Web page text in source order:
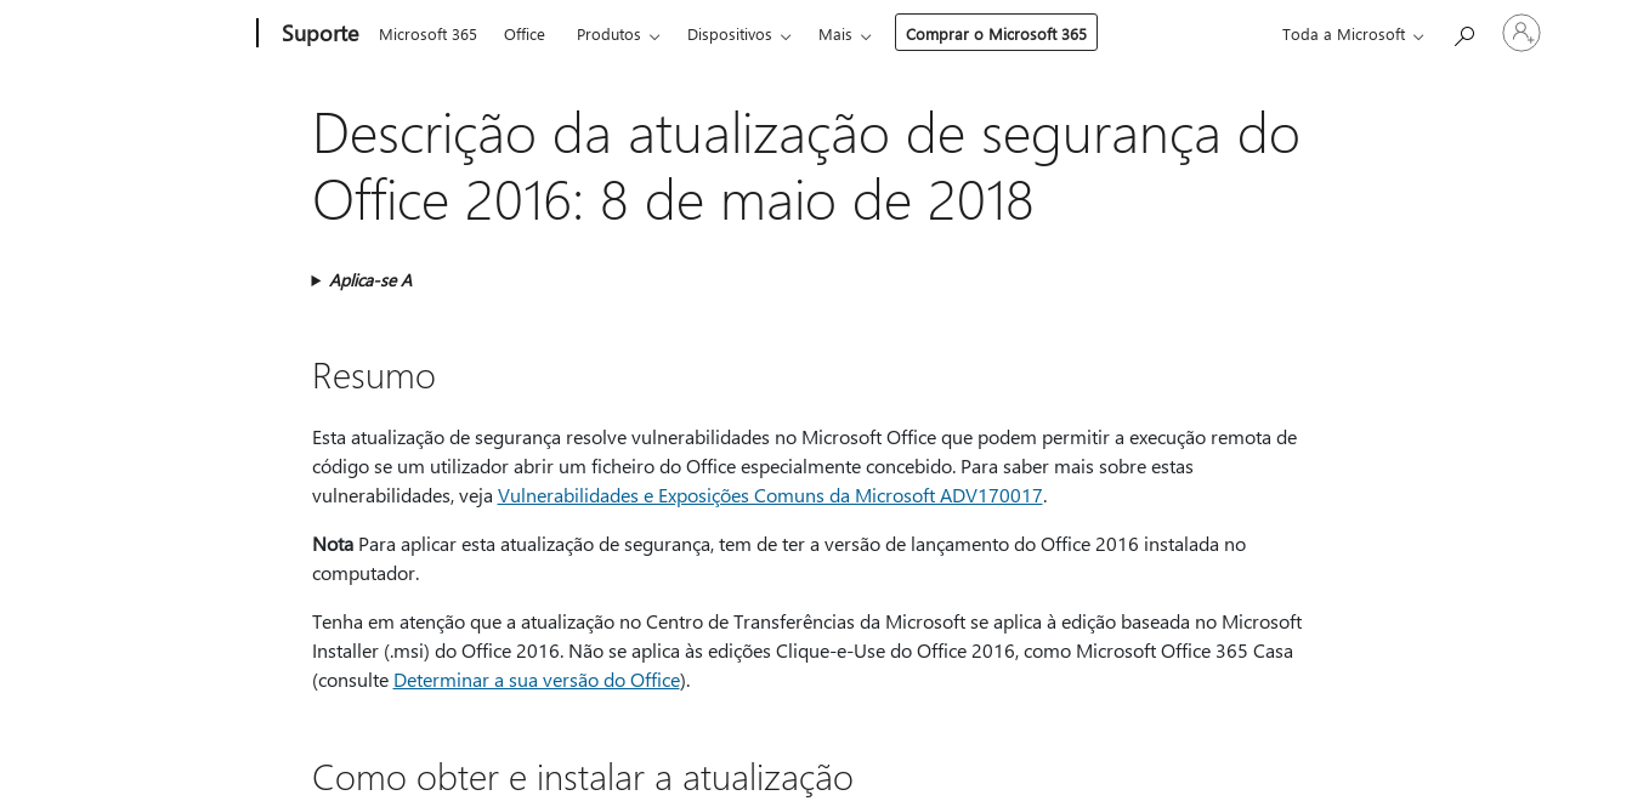
Suporte Microsoft 365 Office Produtos Dispositivos Mais Comprar o Microsoft 365 Toda a Microsoft
Iniciar
sessão
Descrição da atualização de segurança do
Office 2016: 8 de maio de 2018
Aplica-se A
Resumo
Esta atualização de segurança resolve vulnerabilidades no Microsoft Office que podem permitir a execução remota de
código se um utilizador abrir um ficheiro do Office especialmente concebido. Para saber mais sobre estas
vulnerabilidades, veja Vulnerabilidades e Exposições Comuns da Microsoft ADV170017.
NotaPara aplicar esta atualização de segurança, tem de ter a versão de lançamento do Office 2016 instalada no
computador.
Tenha em atenção que a atualização no Centro de Transferências da Microsoft se aplica à edição baseada no Microsoft
Installer (.msi) do Office 2016. Não se aplica às edições Clique-e-Use do Office 2016, como Microsoft Office 365 Casa
(consulte Determinar a sua versão do Office).
Como obter e instalar a atualização